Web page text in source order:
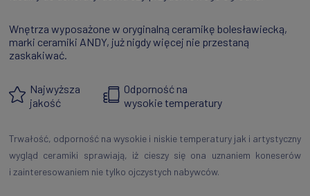
Wnętrza wyposażone w oryginalną ceramikę bolesławiecką,
marki ceramiki ANDY, już nigdy więcej nie przestaną
zaskakiwać.
Najwyższa
jakość
Odporność na
wysokie temperatury
Trwałość, odporność na wysokie i niskie temperatury jak i artystyczny
wygląd ceramiki sprawiają, iż cieszy się ona uznaniem koneserów
i zainteresowaniem nie tylko ojczystych nabywców.